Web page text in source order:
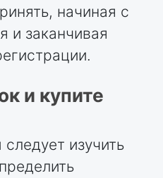
начиная с
и заканчивая
и купите
изучить